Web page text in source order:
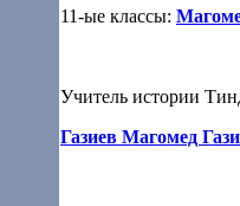
11-ые классы:
Учитель истории
Газиев Магомед